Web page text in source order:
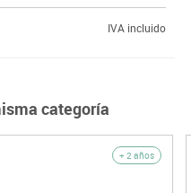
IVA incluido
categoría
+ 2 años